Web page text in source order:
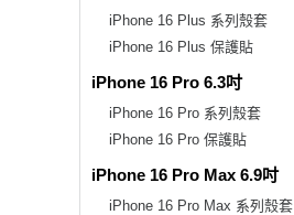
iPhone 16 Plus 系列殼套
iPhone 16 Plus 保護貼
iPhone 16 Pro 6.3吋
iPhone 16 Pro 系列殼套
iPhone 16 Pro 保護貼
iPhone 16 Pro Max 6.9吋
iPhone 16 Pro Max 系列殼套